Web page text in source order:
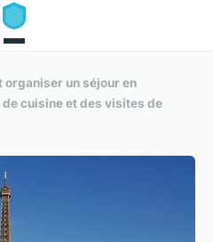
organiser un séjour en
cuisine et des visites de